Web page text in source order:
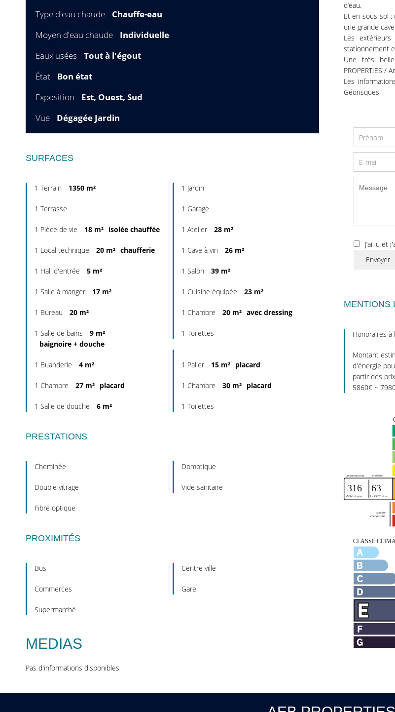
Type d'eau chaude
Chauffe-eau
Moyen d'eau chaude
Individuelle
Eaux usées
Tout à l'égout
État
Bon état
Exposition
Est, Ouest, Sud
Vue
Dégagée Jardin
SURFACES
1 Terrain 1350 m² 1 Jardin
1 Terrasse 1 Garage
1 Pièce de vie 18 m² isolée chauffée 1 Atelier 28 m²
1 Local technique 20 m² chaufferie 1 Cave à vin 26 m²
1 Hall d'entrée 5 m² 1 Salon 39 m²
1 Salle à manger 17 m² 1 Cuisine équipée 23 m²
1 Bureau 20 m² 1 Chambre 20 m² avec dressing
1 Salle de bains
9 m²
baignoire + douche
1 Toilettes
1 Buanderie 4 m² 1 Palier 15 m² placard
1 Chambre 27 m² placard 1 Chambre 30 m² placard
1 Salle de douche 6 m² 1 Toilettes
PRESTATIONS
Cheminée Domotique
Double vitrage Vide sanitaire
Fibre optique
PROXIMITÉS
Bus Centre ville
Commerces Gare
Supermarché
MEDIAS
Pas d'informations disponibles
d’eau.
Et en sous-sol
une grande
Les
stationnement
Une très
PROPERTIES /
Les
Géorisques.
J’ai lu et
Envoyer
MENTIONS
Honoraires à
Montant
d'énergie
partir des
5860€ ~